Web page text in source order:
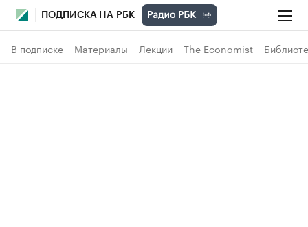
ПОДПИСКА НА РБК
В подписке Материалы Лекции The Economist